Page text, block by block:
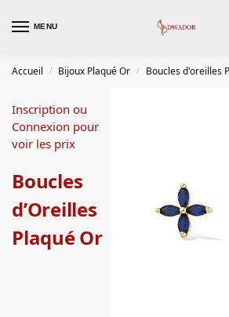
MENU
Accueil / Bijoux Plaqué Or / Boucles d'oreilles
Inscription ou
Connexion pour
voir les prix
Boucles
d’Oreilles
Plaqué Or